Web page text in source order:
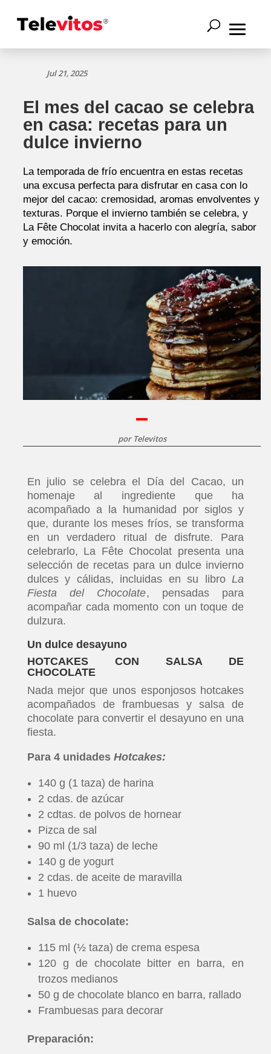
Jul 21, 2025
El mes del cacao se celebra
en casa: recetas para un
dulce invierno
La temporada de frío encuentra en estas recetas
una excusa perfecta para disfrutar en casa con lo
mejor del cacao: cremosidad, aromas envolventes y
texturas. Porque el invierno también se celebra, y
La Fête Chocolat invita a hacerlo con alegría, sabor
y emoción.
por Televitos
En julio se celebra el Día del Cacao, un
homenaje al ingrediente que ha
acompañado a la humanidad por siglos y
que, durante los meses fríos, se transforma
en un verdadero ritual de disfrute. Para
celebrarlo, La Fête Chocolat presenta una
selección de recetas para un dulce invierno
dulces y cálidas, incluidas en su libroLa
Fiesta del Chocolate, pensadas para
acompañar cada momento con un toque de
dulzura.
Un dulce desayuno
HOTCAKES CON SALSA DE
CHOCOLATE
Nada mejor que unos esponjosos hotcakes
acompañados de frambuesas y salsa de
chocolate para convertir el desayuno en una
fiesta.
Para 4 unidades Hotcakes:
140 g (1 taza) de harina
2 cdas. de azúcar
2 cdtas. de polvos de hornear
Pizca de sal
90 ml (1/3 taza) de leche
140 g de yogurt
2 cdas. de aceite de maravilla
1 huevo
Salsa de chocolate:
115 ml (½ taza) de crema espesa
120 g de chocolate bitter en barra, en
trozos medianos
50 g de chocolate blanco en barra, rallado
Frambuesas para decorar
Preparación: